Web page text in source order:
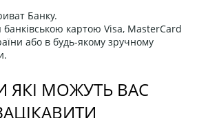
Банку.
картою Visa, MasterCard
або в будь-якому зручному
ЯКІ МОЖУТЬ ВАС